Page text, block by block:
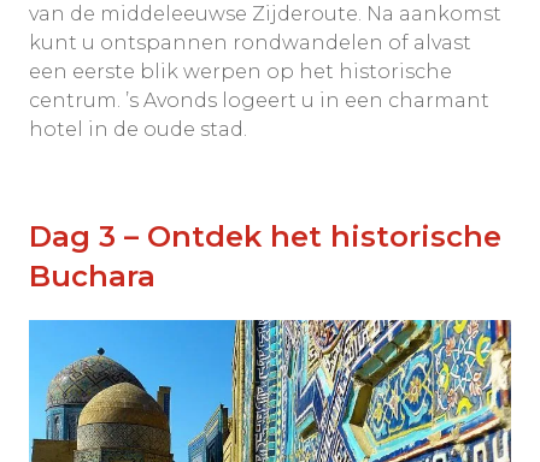
van de middeleeuwse Zijderoute. Na aankomst
kunt u ontspannen rondwandelen of alvast
een eerste blik werpen op het historische
centrum. ’s Avonds logeert u in een charmant
hotel in de oude stad.
Dag 3 – Ontdek het historische
Buchara